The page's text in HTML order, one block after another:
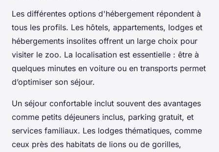
Les différentes options d'hébergement répondent à
tous les profils. Les hôtels, appartements, lodges et
hébergements insolites offrent un large choix pour
visiter le zoo. La localisation est essentielle : être à
quelques minutes en voiture ou en transports permet
d’optimiser son séjour.
Un séjour confortable inclut souvent des avantages
comme petits déjeuners inclus, parking gratuit, et
services familiaux. Les lodges thématiques, comme
ceux près des habitats de lions ou de gorilles,